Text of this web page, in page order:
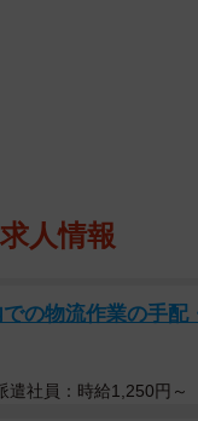
人情報
の物流作業の手配
遣社員：時給1,250円～